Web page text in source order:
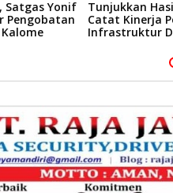
Satgas Yonif
Pengobatan
Tunjukkan
Catat Kinerja
Infrastruktur